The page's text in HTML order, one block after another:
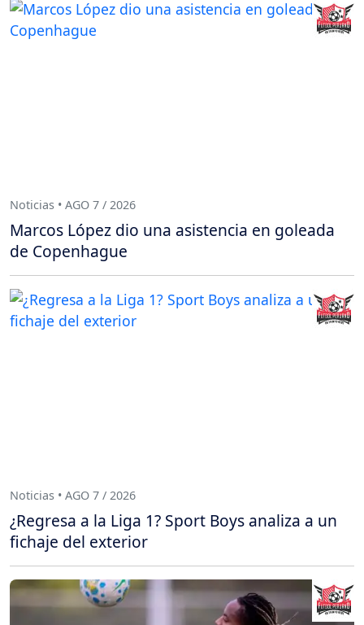
Noticias • AGO 7 / 2026
Marcos López dio una asistencia en goleada
de Copenhague
Noticias • AGO 7 / 2026
¿Regresa a la Liga 1? Sport Boys analiza a un
fichaje del exterior